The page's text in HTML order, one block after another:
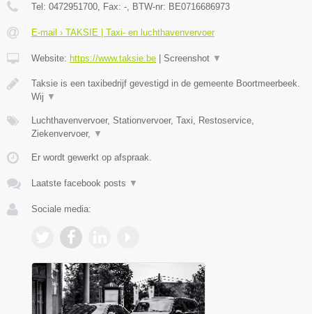
Tel: 0472951700 , Fax: - , BTW-nr: BE0716686973
E-mail › TAKSIE | Taxi- en luchthavenvervoer
Website: https://www.taksie.be | Screenshot ▼
Taksie is een taxibedrijf gevestigd in de gemeente Boortmeerbeek.
Wij ▼
Luchthavenvervoer, Stationvervoer, Taxi, Restoservice,
Ziekenvervoer,
▼
Er wordt gewerkt op afspraak.
Laatste facebook posts ▼
Sociale media: